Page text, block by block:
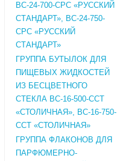
ВС-24-700-СРС «РУССКИЙ
СТАНДАРТ», ВС-24-750-
СРС «РУССКИЙ
СТАНДАРТ»
ГРУППА БУТЫЛОК ДЛЯ
ПИЩЕВЫХ ЖИДКОСТЕЙ
ИЗ БЕСЦВЕТНОГО
СТЕКЛА ВС-16-500-ССТ
«СТОЛИЧНАЯ», ВС-16-750-
ССТ «СТОЛИЧНАЯ»
ГРУППА ФЛАКОНОВ ДЛЯ
ПАРФЮМЕРНО-